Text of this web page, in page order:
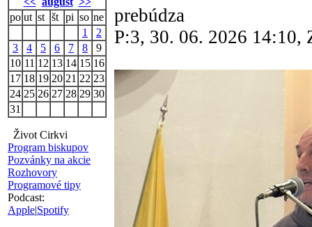
po ut st št pi so ne
1
2
3
4 5 6 7 8
9
10 11 12 13 14 15 16
17 18 19 20 21 22 23
24 25 26 27 28 29 30
31
Život Cirkvi
Program biskupov
Pozvánky na akcie
Rozhovory
Programové tipy
Podcast:
Apple|Spotify
prebúdza
P:3, 30. 06. 2026 14:10,